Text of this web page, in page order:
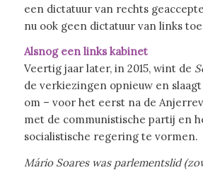
een dictatuur van rechts
nu ook geen dictatuur van links
Alsnog een links kabinet
Veertig jaar later, in 2015, wint de
de verkiezingen opnieuw en
om – voor het eerst na de
met de communistische partij en
socialistische regering te vormen.
Mário Soares was parlementslid